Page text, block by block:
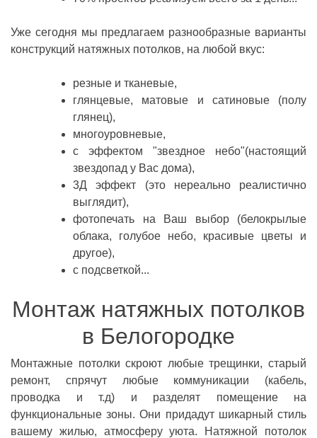
Уже сегодня мы предлагаем разнообразные варианты
конструкций натяжных потолков, на любой вкус:
резные и тканевые,
глянцевые, матовые и сатиновые (полу
глянец),
многоуровневые,
с эффектом "звездное небо"(настоящий
звездопад у Вас дома),
3Д эффект (это нереально реалистично
выглядит),
фотопечать на Ваш выбор (белокрылые
облака, голубое небо, красивые цветы и
другое),
с подсветкой...
Монтаж натяжных потолков
в Белогородке
Монтажные потолки скроют любые трещинки, старый
ремонт, спрячут любые коммуникации (кабель,
проводка и т.д) и разделят помещение на
функциональные зоны. Они придадут шикарный стиль
вашему жилью, атмосферу уюта. Натяжной потолок